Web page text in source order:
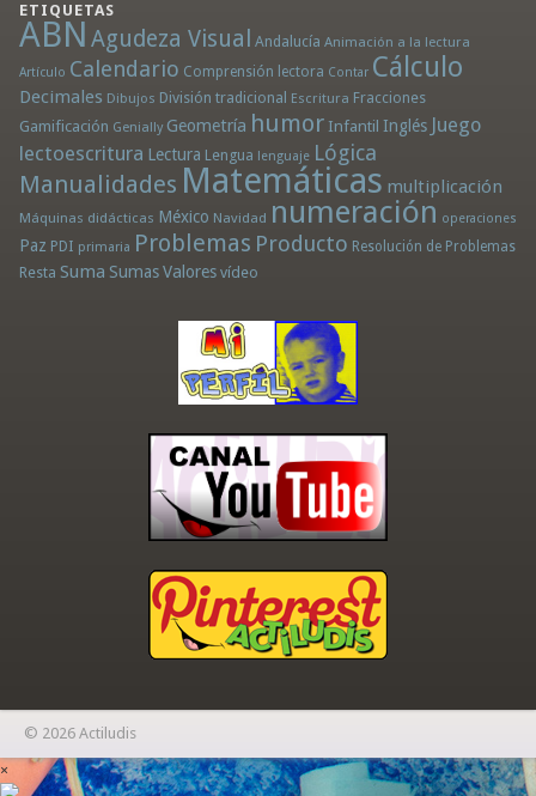
ETIQUETAS
ABN Agudeza Visual Andalucía Animación a la lectura
Artículo Calendario Comprensión lectora Contar Cálculo
Decimales Dibujos División tradicional Escritura Fracciones
Gamificación Genially Geometría humor Infantil Inglés Juego
lectoescritura Lectura Lengua lenguaje Lógica
Manualidades Matemáticas multiplicación
Máquinas didácticas México Navidad numeración operaciones
Paz PDI primaria Problemas Producto Resolución de Problemas
Resta Suma Sumas Valores vídeo
© 2026 Actiludis
×